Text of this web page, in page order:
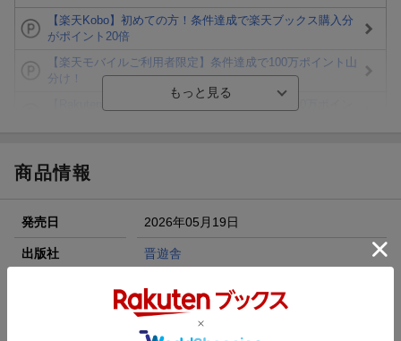
【楽天Kobo】初めての方！条件達成で楽天ブックス購入分
がポイント20倍
【楽天モバイルご利用者限定】条件達成で100万ポイント山
分け！
が当たる！
楽天モバイル紹介キャンペーンの拡散で300円OFFクーポン
進呈
商品情報
発売日 2026年05月19日
出版社 晋遊舎
AB20取り